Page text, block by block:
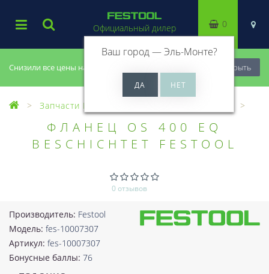
Снизили все цены на 20%, успей купить! Закрыть
Официальный дилер
Ваш город —Эль-Монте?
0
Запчасти Festool
ФЛАНЕЦ OS 400 EQ
BESCHICHTET FESTOOL
0 отзывов
Производитель: Festool
Модель: fes-10007307
Артикул: fes-10007307
Бонусные баллы: 76